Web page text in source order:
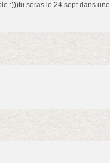
:)))tu seras le 24 sept dans une